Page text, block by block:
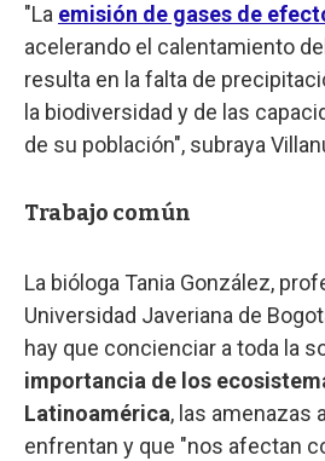
"La emisión de gases de
acelerando el calentamiento
resulta en la falta de
la biodiversidad y de las
de su población", subraya
Trabajo común
La bióloga Tania González,
Universidad Javeriana de
hay que concienciar a toda la
importancia de los
Latinoamérica, las amenazas
enfrentan y que "nos afectan